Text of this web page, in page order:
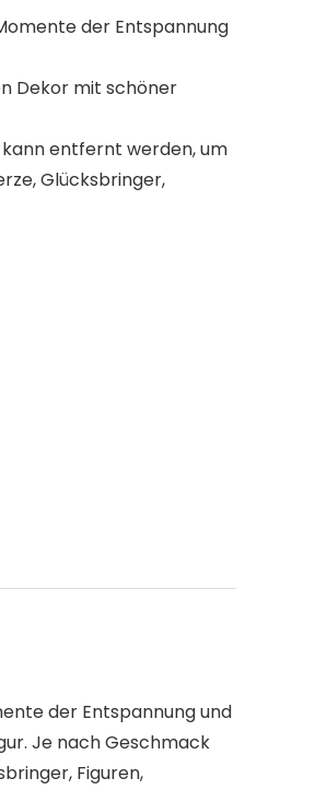
der Entspannung
Dekor mit schöner
entfernt werden, um
Glücksbringer,
der Entspannung und
Je nach Geschmack
Figuren,